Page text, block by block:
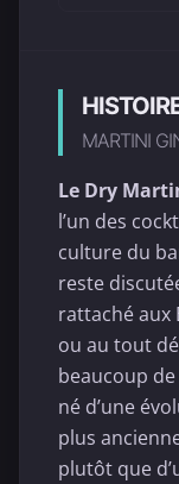
MARTINI
Le Dry
l’un des
culture du
reste
rattaché aux
ou au tout
beaucoup
né d’une
plus
plutôt que